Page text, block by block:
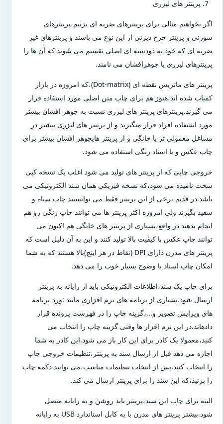
پرینتر های لیزری
اگر بخواهیم مثالی برای پرینترهای ضربه ای بزنیم،پرینترهای
سوزنی و پرینتر چرخ دیزنی از این نوع می باشند و پرینترهای غیر
ضربه ای که خود به دودسته ای اصلی تقسیم می شوند که آن ها را
پرینترهای لیزری یا جوهرافشان می نامند.
پرینتر های ماتریس نقطه ای (Dot-matrix)،که امروزه در بازار
کمیاب شده اند،هنوز هم برای چاپ متن اصلی مورد استفاده قرار
می گیرند.پرینترهای پرینتر های لیزری نسبت به جوهر افشان بیشتر
مورد استفاده افراد قرار میگیرند و از پرینتر های لیزری بیشتر در
مشاغل معمولی تر یا خانگی و از پرینتر هایجوهر افشان بیشتر برای
چاپ عکس و یا اسناد رنگی استفاده می شود.
خروجی چاپی که از پرینتر های تولید می شود اغلب یک نسخه کپی
سخت نامیده می شود،که نسخه فیزیکی همان سند الکترونیکی می
باشد.در قدیم برخی از این پرینتر فقط می توانستند چاپ سیاه و
سفید بگیرند ولی امروزه اکثر پرینتر ها می توانند چاپ رنگی رو هم
انجام بدهند در واقع،بسیاری از پرینتر های خانگی هم اکنون می
توانند چاپ عکس با کیفیت بالا تولید کنند و این به آن دلیل است که
پرینتر های مدرن دارای DPI (نقاط در هر اینچ)بالا هستند که به شما
امکان چاپ اسناد با وضوح بسیار خوب را می دهد.
برای چاپ یک سند،اطلاعات الکترونیکی باید از رایانه به پرینتر
ارسال شود.بسیاری از برنامه های نرم افزاری مانند :ورد،برنامه
های ویرایش تصویر و...،گزینه چاپ را در فهرست پرونده قرار
دادهاند.در این نرم افزار ها وقتی گزینه چاپ را انتخاب می
کنید،معمولا یک کادر برای این کار باز می شود.این کادر به شما
اجازه می دهد قبل از ارسال سند به پرینتر،تنظیمات خروجی چاپ
را انتخاب کنید.پس از انتخاب تنظیمات مناسب،می توانید دکمه چاپ
را بزنید،که این سند را برای پرینتر ارسال می کند.
البته برای چاپ این سند،پرینتر باید روشن و به رایانه متصل
شود.بیشتر پرینتر های مدرن با یه کابل استاندارد USB به رایانه